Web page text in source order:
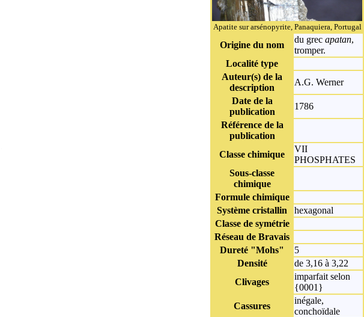
Apatite sur arsénopyrite, Panaquiera, Portugal
Origine du nom
du grec apatan,
tromper.
Localité type
Auteur(s) de la
description
A.G. Werner
Date de la
publication
1786
Référence de la
publication
Classe chimique
VII
PHOSPHATES
Sous-classe
chimique
Formule chimique
Système cristallin
hexagonal
Classe de symétrie
Réseau de Bravais
Dureté "Mohs"
5
Densité
de 3,16 à 3,22
Clivages
imparfait selon
{0001}
Cassures
inégale,
conchoïdale